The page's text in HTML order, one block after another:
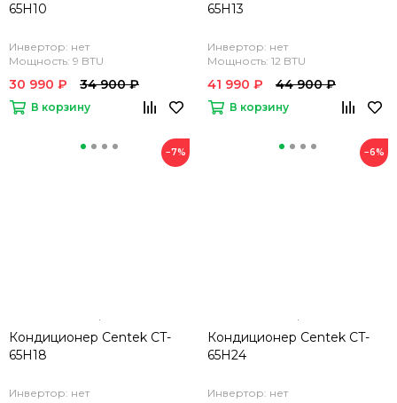
65H10
Инвертор: нет
Мощность: 9 BTU
30 990 ₽ 34 900 ₽
В корзину
65H13
Инвертор: нет
Мощность: 12 BTU
41 990 ₽ 44 900 ₽
В корзину
−7%
Кондиционер Centek CT-
65H18
Инвертор: нет
−6%
Кондиционер Centek CT-
65H24
Инвертор: нет